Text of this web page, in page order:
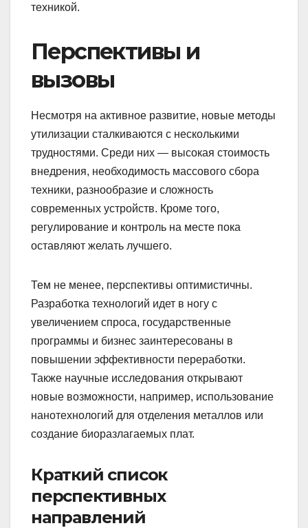
техникой.
Перспективы и
вызовы
Несмотря на активное развитие, новые методы
утилизации сталкиваются с несколькими
трудностями. Среди них — высокая стоимость
внедрения, необходимость массового сбора
техники, разнообразие и сложность
современных устройств. Кроме того,
регулирование и контроль на месте пока
оставляют желать лучшего.
Тем не менее, перспективы оптимистичны.
Разработка технологий идет в ногу с
увеличением спроса, государственные
программы и бизнес заинтересованы в
повышении эффективности переработки.
Также научные исследования открывают
новые возможности, например, использование
нанотехнологий для отделения металлов или
создание биоразлагаемых плат.
Краткий список
перспективных
направлений